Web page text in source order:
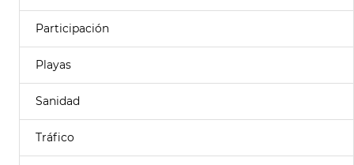
Participación
Playas
Sanidad
Tráfico